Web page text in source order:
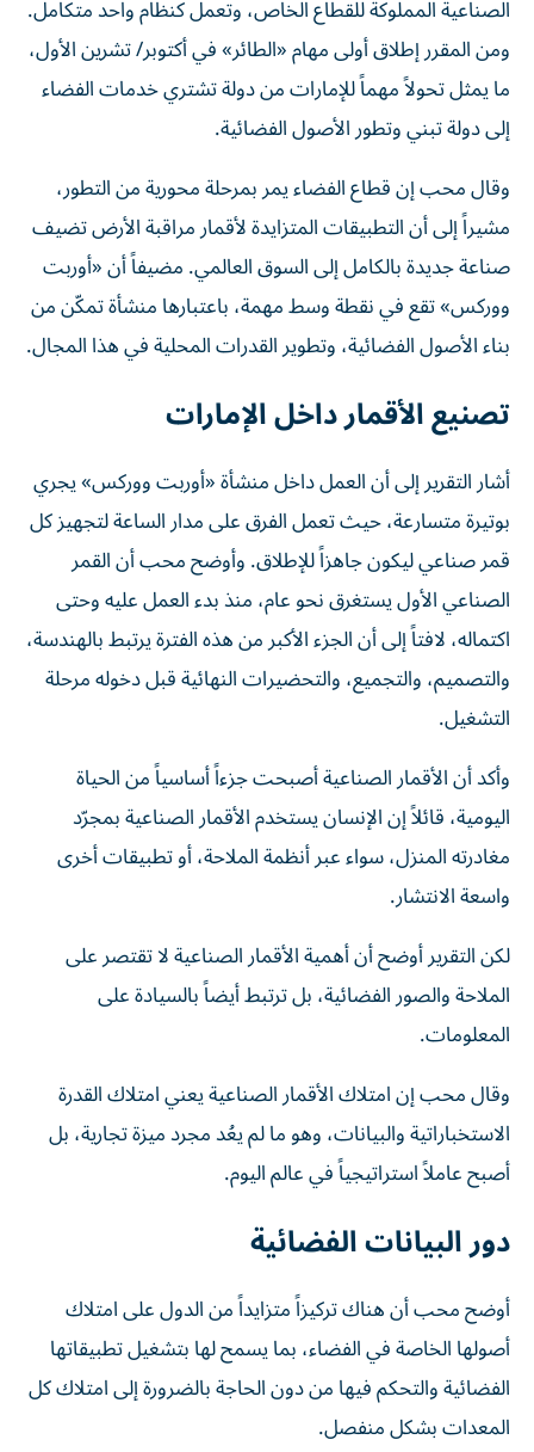
الصناعية المملوكة للقطاع الخاص، وتعمل كنظام واحد متكامل.
ومن المقرر إطلاق أولى مهام «الطائر» في أكتوبر/ تشرين الأول،
ما يمثل تحولاً مهماً للإمارات من دولة تشتري خدمات الفضاء
إلى دولة تبني وتطور الأصول الفضائية.
وقال محب إن قطاع الفضاء يمر بمرحلة محورية من التطور،
مشيراً إلى أن التطبيقات المتزايدة لأقمار مراقبة الأرض تضيف
صناعة جديدة بالكامل إلى السوق العالمي. مضيفاً أن «أوربت
ووركس» تقع في نقطة وسط مهمة، باعتبارها منشأة تمكّن من
بناء الأصول الفضائية، وتطوير القدرات المحلية في هذا المجال.
تصنيع الأقمار داخل الإمارات
أشار التقرير إلى أن العمل داخل منشأة «أوربت ووركس» يجري
بوتيرة متسارعة، حيث تعمل الفرق على مدار الساعة لتجهيز كل
قمر صناعي ليكون جاهزاً للإطلاق. وأوضح محب أن القمر
الصناعي الأول يستغرق نحو عام، منذ بدء العمل عليه وحتى
اكتماله، لافتاً إلى أن الجزء الأكبر من هذه الفترة يرتبط بالهندسة،
والتصميم، والتجميع، والتحضيرات النهائية قبل دخوله مرحلة
التشغيل.
وأكد أن الأقمار الصناعية أصبحت جزءاً أساسياً من الحياة
اليومية، قائلاً إن الإنسان يستخدم الأقمار الصناعية بمجرّد
مغادرته المنزل، سواء عبر أنظمة الملاحة، أو تطبيقات أخرى
واسعة الانتشار.
لكن التقرير أوضح أن أهمية الأقمار الصناعية لا تقتصر على
الملاحة والصور الفضائية، بل ترتبط أيضاً بالسيادة على
المعلومات.
وقال محب إن امتلاك الأقمار الصناعية يعني امتلاك القدرة
الاستخباراتية والبيانات، وهو ما لم يعُد مجرد ميزة تجارية، بل
أصبح عاملاً استراتيجياً في عالم اليوم.
دور البيانات الفضائية
أوضح محب أن هناك تركيزاً متزايداً من الدول على امتلاك
أصولها الخاصة في الفضاء، بما يسمح لها بتشغيل تطبيقاتها
الفضائية والتحكم فيها من دون الحاجة بالضرورة إلى امتلاك كل
المعدات بشكل منفصل.